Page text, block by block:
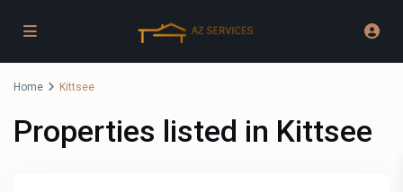
Home Kittsee
Properties listed in Kittsee